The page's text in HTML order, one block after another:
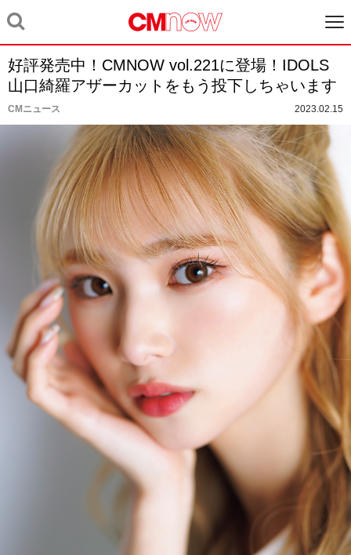
好評発売中！CMNOW vol.221に登場！IDOLS
山口綺羅アザーカットをもう投下しちゃいます
CMニュース 2023.02.15